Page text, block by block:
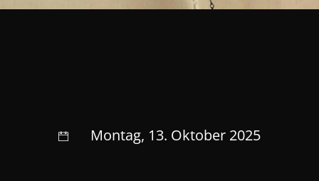
Montag, 13. Oktober 2025